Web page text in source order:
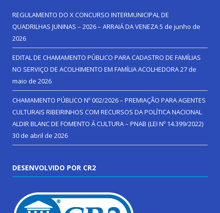
REGULAMENTO DO X CONCURSO INTERMUNICIPAL DE
QUADRILHAS JUNINAS – 2026 – ARRAIÁ DA VENEZA5 de junho de
2026
EDITAL DE CHAMAMENTO PÚBLICO PARA CADASTRO DE FAMÍLIAS
NO SERVIÇO DE ACOLHIMENTO EM FAMÍLIA ACOLHEDORA27 de
maio de 2026
CHAMAMENTO PÚBLICO Nº 002/2026 – PREMIAÇÃO PARA AGENTES
CULTURAIS RIBEIRINHOS COM RECURSOS DA POLÍTICA NACIONAL
ALDIR BLANC DE FOMENTO Á CULTURA – PNAB (LEI Nº 14.399/2022)
30 de abril de 2026
DESENVOLVIDO POR CR2